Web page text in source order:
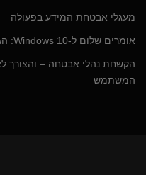
מעגלי אבטחת המידע בפעולה
אומרים שלום ל-Windows 10: הגיע הזמן להתקדם!
הקשחת נהלי אבטחה – והצורך
המשתמש